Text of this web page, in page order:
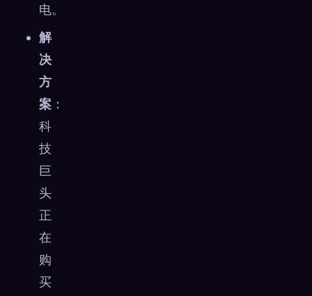
电。
解
决
方
案 ：
科
技
巨
头
正
在
购
买